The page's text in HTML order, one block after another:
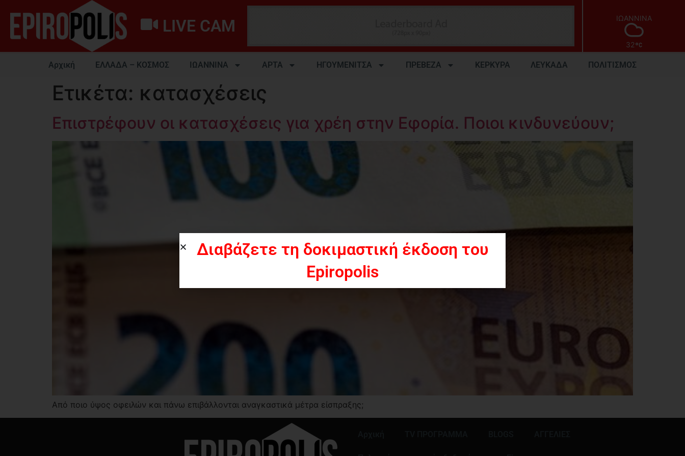
LIVE CAM ΙΩΑΝΝΙΝΑ
32
Αρχική ΕΛΛΑΔΑ – ΚΟΣΜΟΣ ΙΩΑΝΝΙΝΑ ΑΡΤΑ ΗΓΟΥΜΕΝΙΤΣΑ ΠΡΕΒΕΖΑ ΚΕΡΚΥΡΑ ΛΕΥΚΑΔΑ ΠΟΛΙΤΙΣΜΟΣ
Ετικέτα: κατασχέσεις
Επιστρέφουν οι κατασχέσεις για χρέη στην Εφορία. Ποιοι κινδυνεύουν;
Από ποιο ύψος οφειλών και πάνω επιβάλλονται αναγκαστικά μέτρα είσπραξης;
Διαβάζετε τη δοκιμαστική έκδοση του
Epiropolis